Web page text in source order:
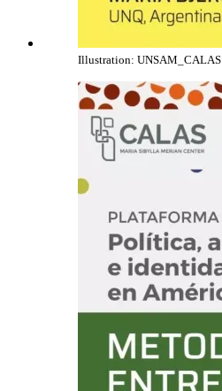
Illustration: UNSAM_CALAS